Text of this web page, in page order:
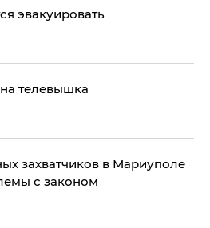
эвакуировать
телевышка
захватчиков в Мариуполе
с законом